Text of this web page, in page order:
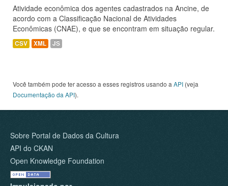
Atividade econômica dos agentes cadastrados na Ancine, de
acordo com a Classificação Nacional de Atividades
Econômicas (CNAE), e que se encontram em situação regular.
CSV XML JS
Você também pode ter acesso a esses registros usando a API (veja
Documentação da API).
Sobre Portal de Dados da Cultura
API do CKAN
Open Knowledge Foundation